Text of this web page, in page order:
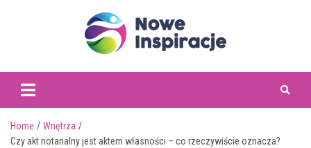
Home
Wnętrza
Czy akt notarialny jest aktem własności – co rzeczywiście oznacza?